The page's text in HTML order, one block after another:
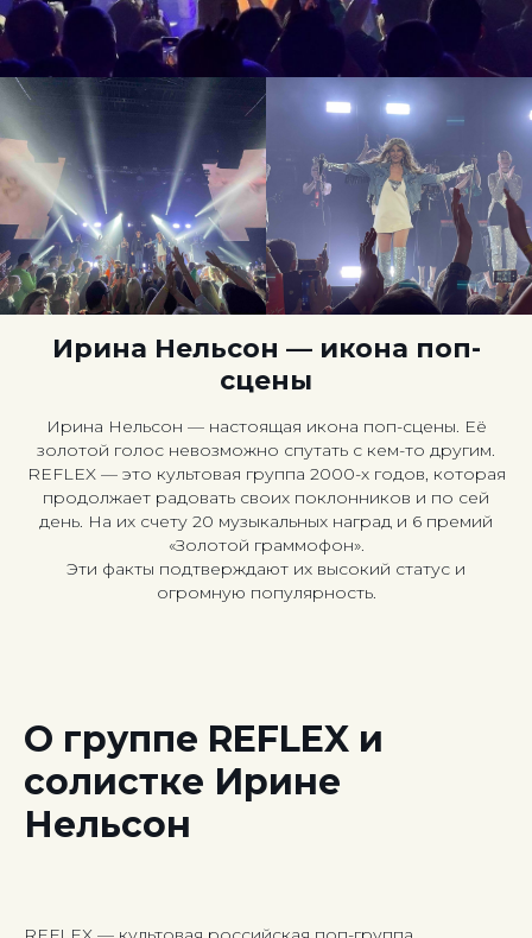
Ирина Нельсон — икона поп-
сцены
Ирина Нельсон — настоящая икона поп-сцены. Её
золотой голос невозможно спутать с кем-то другим.
REFLEX — это культовая группа 2000-х годов, которая
продолжает радовать своих поклонников и по сей
день. На их счету 20 музыкальных наград и 6 премий
«Золотой граммофон».
Эти факты подтверждают их высокий статус и
огромную популярность.
О группе REFLEX и
солистке Ирине
Нельсон